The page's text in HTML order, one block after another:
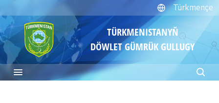
Türkmençe
TÜRKMENISTANYŇ
DÖWLET GÜMRÜK GULLUGY